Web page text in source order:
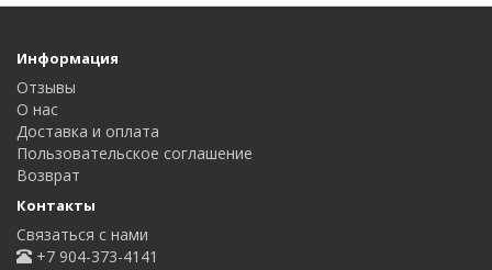
Информация
Отзывы
О нас
Доставка и оплата
Пользовательское соглашение
Возврат
Контакты
Связаться с нами
+7 904-373-4141